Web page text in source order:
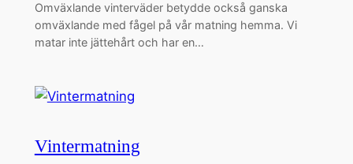
Omväxlande vinterväder betydde också ganska
omväxlande med fågel på vår matning hemma. Vi
matar inte jättehårt och har en…
Vintermatning